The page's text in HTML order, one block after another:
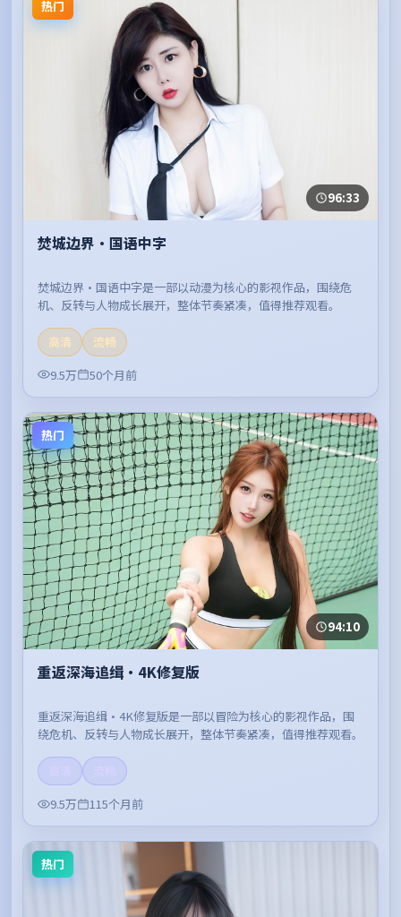
热门
96:33
焚城边界·国语中字
焚城边界·国语中字是一部以动漫为核心的影视作品，围绕危
机、反转与人物成长展开，整体节奏紧凑，值得推荐观看。
高清
流畅
9.5万
50个月前
热门
94:10
重返深海追缉·4K修复版
重返深海追缉·4K修复版是一部以冒险为核心的影视作品，围
绕危机、反转与人物成长展开，整体节奏紧凑，值得推荐观看。
9.5万
115个月前
热门